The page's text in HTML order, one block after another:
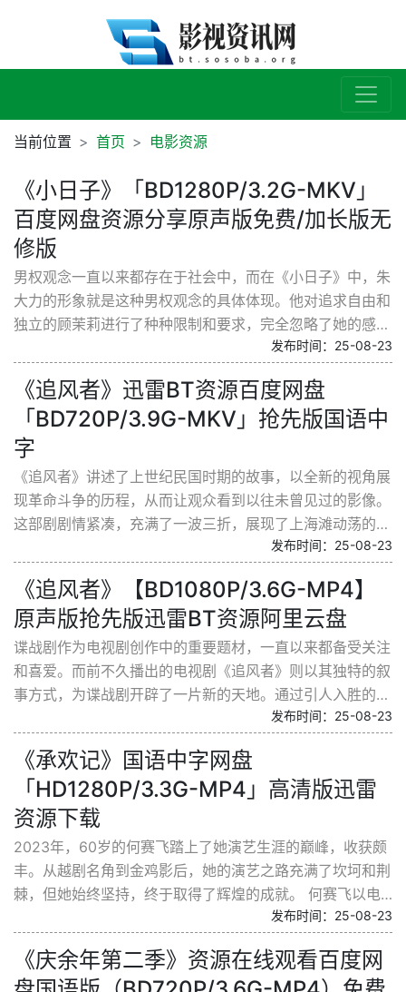
当前位置 首页 电影资源
《小日子》「BD1280P/3.2G-MKV」
百度网盘资源分享原声版免费/加长版无
修版
男权观念一直以来都存在于社会中，而在《小日子》中，朱
大力的形象就是这种男权观念的具体体现。他对追求自由和
独立的顾茉莉进行了种种限制和要求，完全忽略了她的感受
和权利。朱大力认为男人就是一家之主，女人则应该...
发布时间：25-08-23
《追风者》迅雷BT资源百度网盘
「BD720P/3.9G-MKV」抢先版国语中
字
《追风者》讲述了上世纪民国时期的故事，以全新的视角展
现革命斗争的历程，从而让观众看到以往未曾见过的影像。
这部剧剧情紧凑，充满了一波三折，展现了上海滩动荡的时
代背景。在这个烟火气息的小世界中，人文温暖融入...
发布时间：25-08-23
《追风者》【BD1080P/3.6G-MP4】
原声版抢先版迅雷BT资源阿里云盘
谍战剧作为电视剧创作中的重要题材，一直以来都备受关注
和喜爱。而前不久播出的电视剧《追风者》则以其独特的叙
事方式，为谍战剧开辟了一片新的天地。通过引人入胜的人
物故事、精致细腻的影像语言和力求创新的艺术表达...
发布时间：25-08-23
《承欢记》国语中字网盘
「HD1280P/3.3G-MP4」高清版迅雷
资源下载
2023年，60岁的何赛飞踏上了她演艺生涯的巅峰，收获颇
丰。从越剧名角到金鸡影后，她的演艺之路充满了坎坷和荆
棘，但她始终坚持，终于取得了辉煌的成就。 何赛飞以电
影《追月》中的戚老师一角获得了第36届中国电影金鸡奖
发布时间：25-08-23
《庆余年第二季》资源在线观看百度网